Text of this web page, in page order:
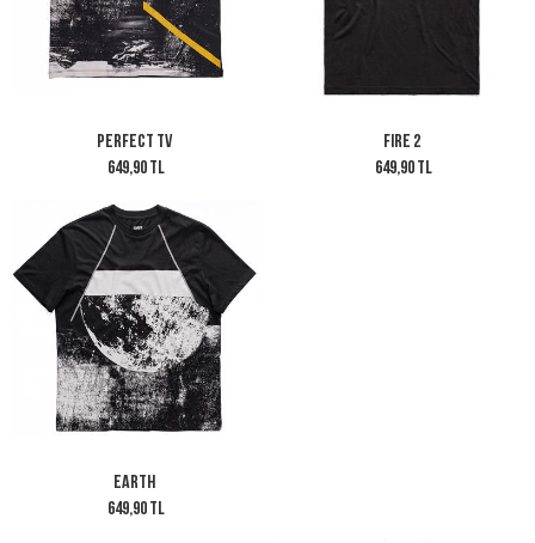
Perfect TV
649,90 TL
Fire 2
649,90 TL
Earth
649,90 TL